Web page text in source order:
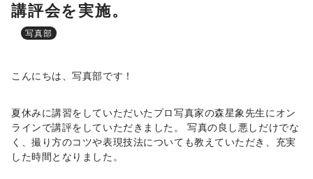
講評会を実施。
写真部
こんにちは、写真部です！
夏休みに講習をしていただいたプロ写真家の森星象先生にオン
ラインで講評をしていただきました。 写真の良し悪しだけでな
く、撮り方のコツや表現技法についても教えていただき、充実
した時間となりました。